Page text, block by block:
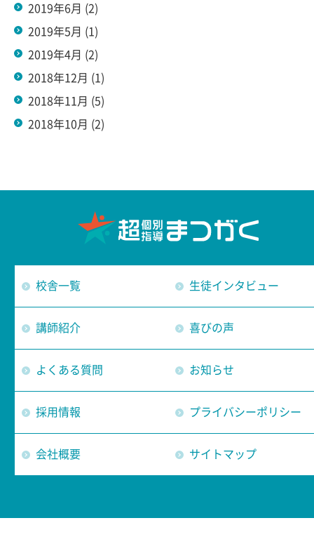
2019年6月 (2)
2019年5月 (1)
2019年4月 (2)
2018年12月 (1)
2018年11月 (5)
2018年10月 (2)
校舎一覧 生徒インタビュー
講師紹介 喜びの声
よくある質問 お知らせ
採用情報 プライバシーポリシー
会社概要 サイトマップ